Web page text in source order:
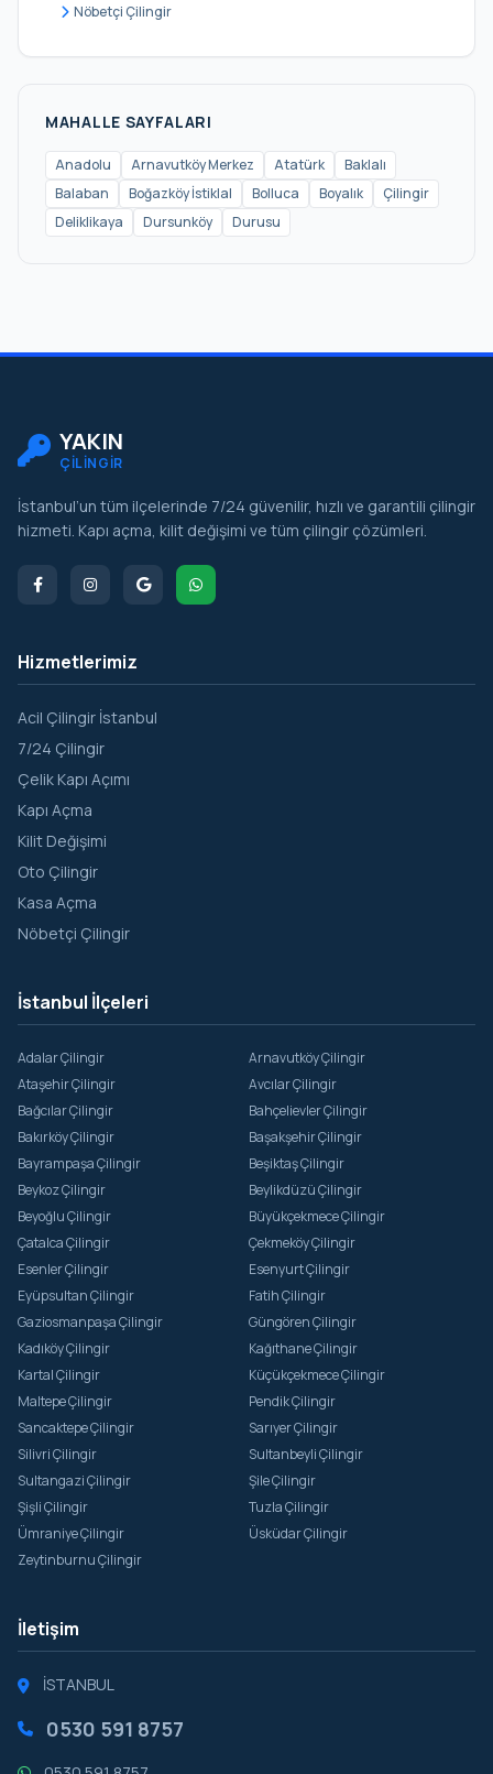
Ömerli
Sazlıbosna
Taşoluk
Tayakadın
Yavuz Selim
Yeşilbayır
Zafer
Nöbetçi Çilingir
MAHALLE SAYFALARI
Anadolu Arnavutköy Merkez Atatürk
Baklalı
Balaban
Boğazköy İstiklal Bolluca Boyalık
Çilingir
Deliklikaya
Dursunköy Durusu
YAKIN
ÇİLİNGİR
İstanbul’un tüm ilçelerinde 7/24 güvenilir, hızlı ve garantili çilingir
hizmeti. Kapı açma, kilit değişimi ve tüm çilingir çözümleri.
Hizmetlerimiz
Acil Çilingir İstanbul
7/24 Çilingir
Çelik Kapı Açımı
Kapı Açma
Kilit Değişimi
Oto Çilingir
Kasa Açma
Nöbetçi Çilingir
İstanbul İlçeleri
Adalar Çilingir
Arnavutköy Çilingir
Ataşehir Çilingir
Avcılar Çilingir
Bağcılar Çilingir
Bahçelievler Çilingir
Bakırköy Çilingir
Başakşehir Çilingir
Bayrampaşa Çilingir
Beşiktaş Çilingir
Beykoz Çilingir
Beylikdüzü Çilingir
Beyoğlu Çilingir
Büyükçekmece Çilingir
Çatalca Çilingir
Çekmeköy Çilingir
Esenler Çilingir
Esenyurt Çilingir
Eyüpsultan Çilingir
Fatih Çilingir
Gaziosmanpaşa Çilingir
Güngören Çilingir
Kadıköy Çilingir
Kağıthane Çilingir
Kartal Çilingir
Küçükçekmece Çilingir
Maltepe Çilingir
Pendik Çilingir
Sancaktepe Çilingir
Sarıyer Çilingir
Silivri Çilingir
Sultanbeyli Çilingir
Sultangazi Çilingir
Şile Çilingir
Şişli Çilingir
Tuzla Çilingir
Ümraniye Çilingir
Üsküdar Çilingir
Zeytinburnu Çilingir
İletişim
İSTANBUL
0530 591 8757